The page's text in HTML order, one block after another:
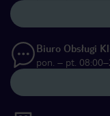
Biuro Obsługi
pon. – pt.